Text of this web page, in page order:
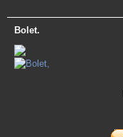
Bolet.